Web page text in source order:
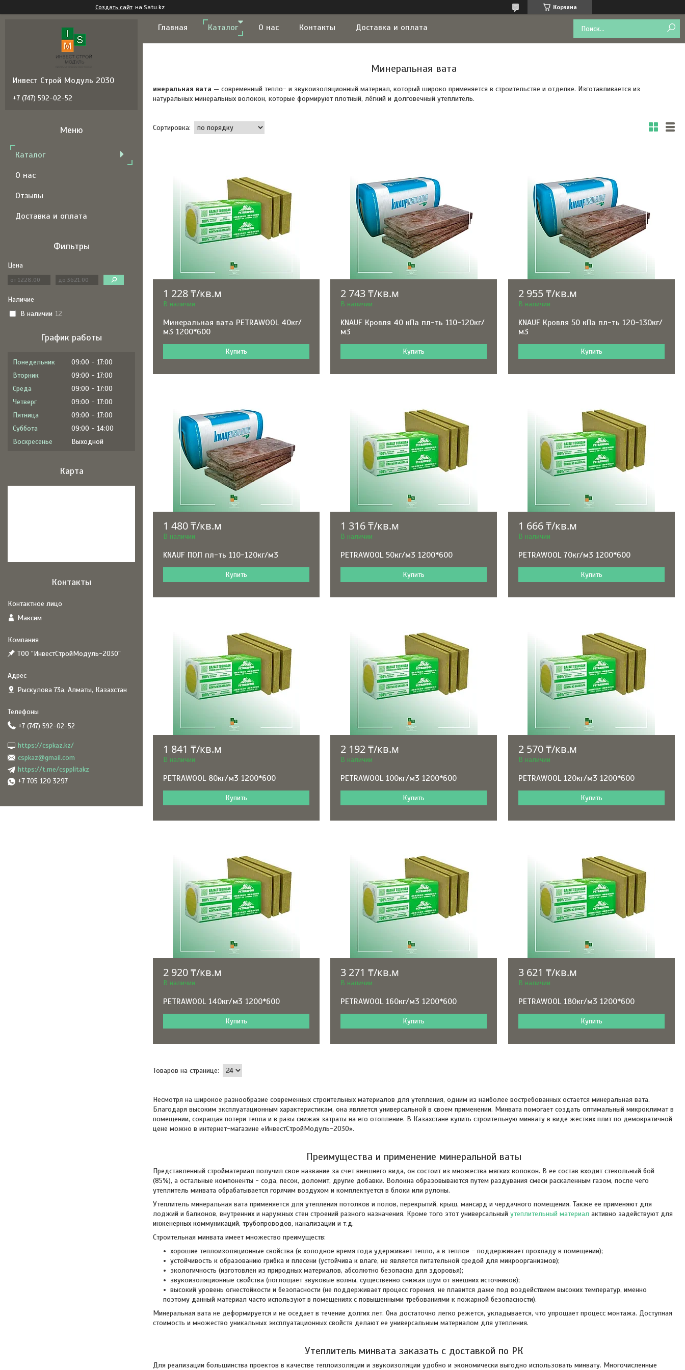
Создать сайт на Satu.kz Корзина
Главная Каталог О нас Контакты Доставка и оплата
Минеральная вата
инеральная вата — современный тепло- и звукоизоляционный материал, который широко применяется в строительстве и отделке. Изготавливается из
натуральных минеральных волокон, которые формируют плотный, лёгкий и долговечный утеплитель.
1 228 ₸/кв.м
В наличии
Минеральная вата PETRAWOOL 40кг/
м3 1200*600
Купить
2 743 ₸/кв.м
В наличии
KNAUF Кровля 40 кПа пл-ть 110-120кг/
м3
Купить
2 955 ₸/кв.м
В наличии
KNAUF Кровля 50 кПа пл-ть 120-130кг/
м3
Купить
1 480 ₸/кв.м
В наличии
KNAUF ПОЛ пл-ть 110-120кг/м3
Купить
1 316 ₸/кв.м
В наличии
PETRAWOOL 50кг/м3 1200*600
Купить
1 666 ₸/кв.м
В наличии
PETRAWOOL 70кг/м3 1200*600
Купить
1 841 ₸/кв.м
В наличии
PETRAWOOL 80кг/м3 1200*600
Купить
2 192 ₸/кв.м
В наличии
PETRAWOOL 100кг/м3 1200*600
Купить
2 570 ₸/кв.м
В наличии
PETRAWOOL 120кг/м3 1200*600
Купить
2 920 ₸/кв.м
В наличии
PETRAWOOL 140кг/м3 1200*600
Купить
3 271 ₸/кв.м
В наличии
PETRAWOOL 160кг/м3 1200*600
Купить
3 621 ₸/кв.м
В наличии
PETRAWOOL 180кг/м3 1200*600
Купить
Несмотря на широкое разнообразие современных строительных материалов для утепления, одним из наиболее востребованных остается минеральная вата.
Благодаря высоким эксплуатационным характеристикам, она является универсальной в своем применении. Минвата помогает создать оптимальный микроклимат в
помещении, сокращая потери тепла и в разы снижая затраты на его отопление. В Казахстане купить строительную минвату в виде жестких плит по демократичной
цене можно в интернет-магазине «ИнвестСтройМодуль-2030».
Преимущества и применение минеральной ваты
Представленный стройматериал получил свое название за счет внешнего вида, он состоит из множества мягких волокон. В ее состав входит стекольный бой
(85%), а остальные компоненты - сода, песок, доломит, другие добавки. Волокна образовываются путем раздувания смеси раскаленным газом, после чего
утеплитель минвата обрабатывается горячим воздухом и комплектуется в блоки или рулоны.
Утеплитель минеральная вата применяется для утепления потолков и полов, перекрытий, крыш, мансард и чердачного помещения. Также ее применяют для
лоджий и балконов, внутренних и наружных стен строений разного назначения. Кроме того этот универсальный утеплительный материал активно задействуют для
инженерных коммуникаций, трубопроводов, канализации и т.д.
Строительная минвата имеет множество преимуществ:
хорошие теплоизоляционные свойства (в холодное время года удерживает тепло, а в теплое - поддерживает прохладу в помещении);
устойчивость к образованию грибка и плесени (устойчива к влаге, не является питательной средой для микроорганизмов);
экологичность (изготовлен из природных материалов, абсолютно безопасна для здоровья);
звукоизоляционные свойства (поглощает звуковые волны, существенно снижая шум от внешних источников);
высокий уровень огнестойкости и безопасности (не поддерживает процесс горения, не плавится даже под воздействием высоких температур, именно
поэтому данный материал часто используют в помещениях с повышенными требованиями к пожарной безопасности).
Минеральная вата не деформируется и не оседает в течение долгих лет. Она достаточно легко режется, укладывается, что упрощает процесс монтажа. Доступная
стоимость и множество уникальных эксплуатационных свойств делают ее универсальным материалом для утепления.
Утеплитель минвата заказать с доставкой по РК
Для реализации большинства проектов в качестве теплоизоляции и звукоизоляции удобно и экономически выгодно использовать минвату. Многочисленные
Инвест Строй Модуль 2030
+7 (747) 592-02-52
Каталог
О нас
Отзывы
Доставка и оплата
Фильтры
Цена
Наличие
В наличии 12
График работы
Понедельник 09:00
17:00
Вторник
09:00
17:00
Среда
09:00
17:00
Четверг
09:00
17:00
Пятница
09:00
17:00
Суббота
09:00
14:00
Воскресенье
Выходной
Карта
Контакты
Максим
ТОО "ИнвестСтройМодуль-2030"
Рыскулова 73а, Алматы, Казахстан
+7 (747) 592-02-52
https://cspkaz.kz/
cspkaz@gmail.com
https://t.me/cspplitakz
+7 705 120 3297